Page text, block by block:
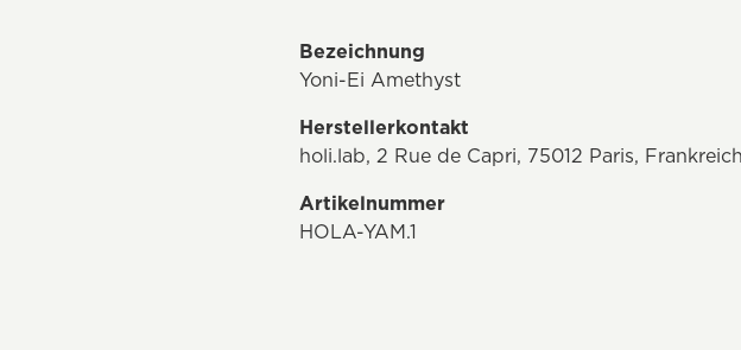
Bezeichnung
Yoni-Ei Amethyst
Herstellerkontakt
holi.lab, 2 Rue de Capri, 75012 Paris,
Artikelnummer
HOLA-YAM.1